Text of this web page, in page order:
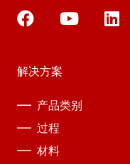
解决方案
产品类别
过程
材料